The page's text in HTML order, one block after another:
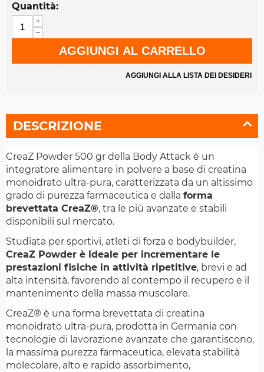
Quantità:
+
−
AGGIUNGI AL CARRELLO
AGGIUNGI ALLA LISTA DEI DESIDERI
DESCRIZIONE
CreaZ Powder 500 gr della Body Attack è un
integratore alimentare in polvere a base di creatina
monoidrato ultra-pura, caratterizzata da un altissimo
grado di purezza farmaceutica e dalla forma
brevettata CreaZ®, tra le più avanzate e stabili
disponibili sul mercato.
Studiata per sportivi, atleti di forza e bodybuilder,
CreaZ Powder è ideale per incrementare le
prestazioni fisiche in attività ripetitive, brevi e ad
alta intensità, favorendo al contempo il recupero e il
mantenimento della massa muscolare.
CreaZ® è una forma brevettata di creatina
monoidrato ultra-pura, prodotta in Germania con
tecnologie di lavorazione avanzate che garantiscono,
la massima purezza farmaceutica, elevata stabilità
molecolare, alto e rapido assorbimento,